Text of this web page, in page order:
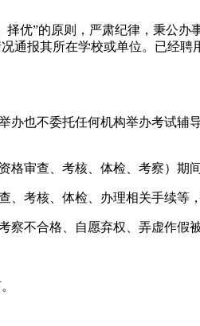
择优”的原则，严肃纪律，秉公
通报其所在学校或单位。已经
办也不委托任何机构举办考试
格审查、考核、体检、考察）
、考核、体检、办理相关手续等
察不合格、自愿弃权、弄虚作假